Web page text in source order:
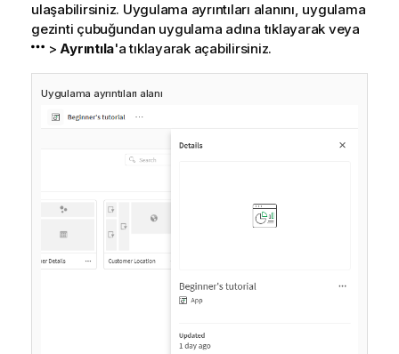
ulaşabilirsiniz. Uygulama ayrıntıları alanını, uygulama
gezinti çubuğundan uygulama adına tıklayarak veya
>Ayrıntıla'a tıklayarak açabilirsiniz.
Uygulama ayrıntıları alanı